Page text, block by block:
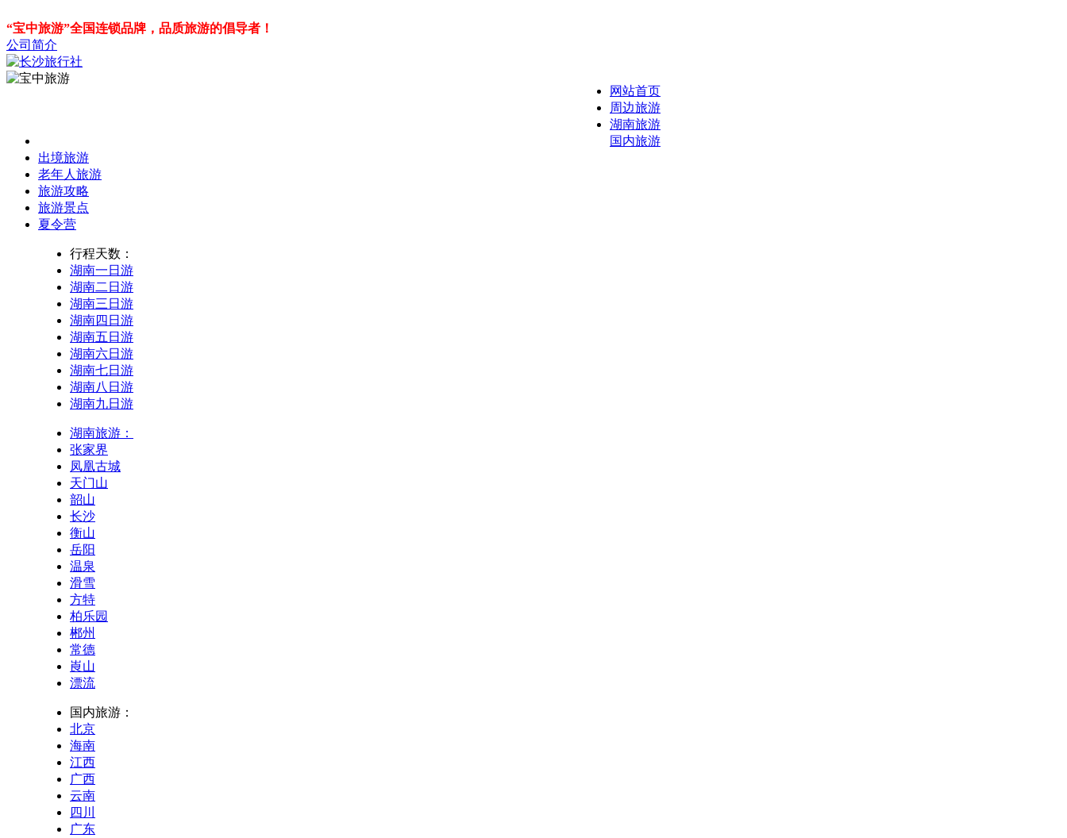
“宝中旅游”全国连锁品牌，品质旅游的倡导者！
公司简介
网站首页
周边旅游
湖南旅游
国内旅游
出境旅游
老年人旅游
旅游攻略
旅游景点
夏令营
行程天数：
湖南一日游
湖南二日游
湖南三日游
湖南四日游
湖南五日游
湖南六日游
湖南七日游
湖南八日游
湖南九日游
湖南旅游：
张家界
凤凰古城
天门山
韶山
长沙
衡山
岳阳
温泉
滑雪
方特
柏乐园
郴州
常德
崀山
漂流
国内旅游：
北京
海南
江西
广西
云南
四川
广东